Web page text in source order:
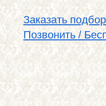
Заказать
Позвонить /